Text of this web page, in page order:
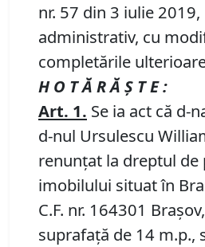
nr. 57 din 3 iulie
administrativ, cu
completările
H O T Ă R Ă Ş T E :
Art. 1. Se ia act că d-
d-nul Ursulescu
renunțat la dreptul
imobilului situat în
C.F. nr. 164301
suprafață de 14 m.p.,